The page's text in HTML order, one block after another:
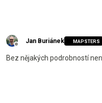
Jan Buriánek MAPSTERS
Bez nějakých podrobností